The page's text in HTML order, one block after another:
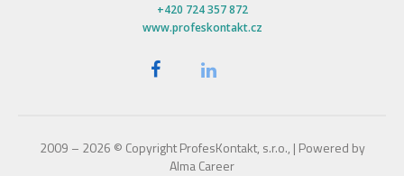
+420 724 357 872
www.profeskontakt.cz
2009 – 2026 © Copyright ProfesKontakt, s.r.o., | Powered by
Alma Career